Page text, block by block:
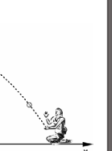
Provet vt15 -
Provet ht13 -